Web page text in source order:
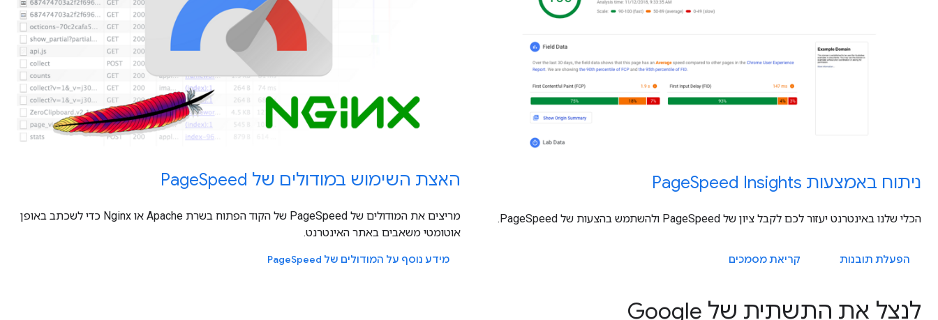
ניתוח באמצעות PageSpeed Insights
הכלי שלנו באינטרנט יעזור לכם לקבל ציון של PageSpeed ולהשתמש בהצעות של PageSpeed.
הפעלת תובנות קריאת מסמכים
האצת השימוש במודולים של PageSpeed
מריצים את המודולים של PageSpeed של הקוד הפתוח בשרת Apache או Nginx כדי לשכתב באופן
אוטומטי משאבים באתר האינטרנט.
מידע נוסף על המודולים של PageSpeed
לנצל את התשתית של Google